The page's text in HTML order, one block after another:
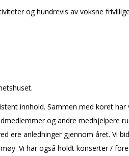
og hundrevis av voksne
innhold. Sammen med koret
og andre medhjelpere
flere anledninger gjennom året. Vi
Vi har også holdt konserter /